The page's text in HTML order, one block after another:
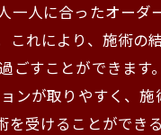
人に合ったオーダ
れにより、施術の
すことができま
ンが取りやすく、
受けることができ